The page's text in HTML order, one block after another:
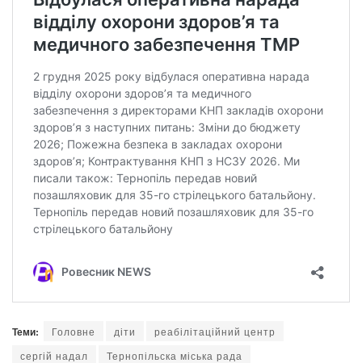
Теми: Головне діти
реабілітаційний центр
сергій надал
Тернопільска міська рада